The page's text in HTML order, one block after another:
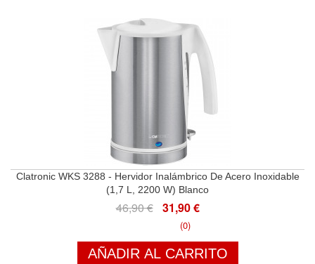
Clatronic WKS 3288 - Hervidor Inalámbrico De Acero Inoxidable
(1,7 L, 2200 W) Blanco
46,90 € 31,90 €
(0)
AÑADIR AL CARRITO